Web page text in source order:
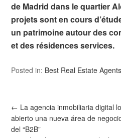
de Madrid dans le quartier
projets sont en cours
un patrimoine autour des
et des résidences services.
Posted in: Best Real Estate
← La agencia inmobiliaria digital
abierto una nueva área de
del “B2B”